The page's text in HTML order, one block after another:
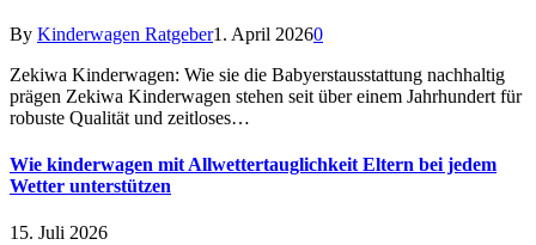
By Kinderwagen Ratgeber1. April 20260
Zekiwa Kinderwagen: Wie sie die Babyerstausstattung nachhaltig
prägen Zekiwa Kinderwagen stehen seit über einem Jahrhundert für
robuste Qualität und zeitloses…
Wie kinderwagen mit Allwettertauglichkeit Eltern bei jedem
Wetter unterstützen
15. Juli 2026